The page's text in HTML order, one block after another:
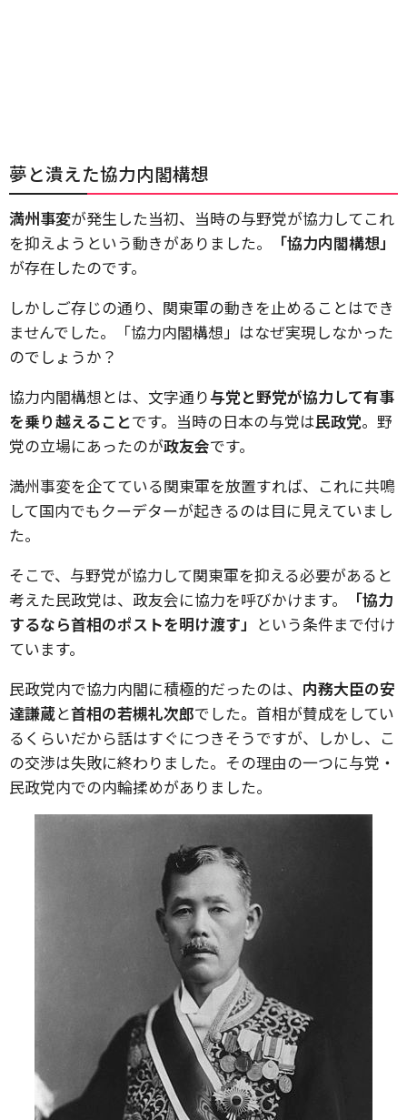
夢と潰えた協力内閣構想
満州事変が発生した当初、当時の与野党が協力してこれ
を抑えようという動きがありました。
「協力内閣構想」
が存在したのです。
しかしご存じの通り、関東軍の動きを止めることはでき
ませんでした。「協力内閣構想」はなぜ実現しなかった
のでしょうか？
協力内閣構想とは、文字通り与党と野党が協力して有事
を乗り越えることです。当時の日本の与党は民政党。野
党の立場にあったのが政友会です。
満州事変を企てている関東軍を放置すれば、これに共鳴
して国内でもクーデターが起きるのは目に見えていまし
た。
そこで、与野党が協力して関東軍を抑える必要があると
考えた民政党は、政友会に協力を呼びかけます。
「協力
するなら首相のポストを明け渡す」 という条件まで付け
ています。
民政党内で協力内閣に積極的だったのは、 内務大臣の安
達謙蔵と首相の若槻礼次郎でした。首相が賛成をしてい
るくらいだから話はすぐにつきそうですが、しかし、こ
の交渉は失敗に終わりました。その理由の一つに与党・
民政党内での内輪揉めがありました。